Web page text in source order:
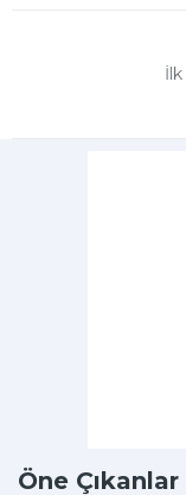
Öne Çıkanlar